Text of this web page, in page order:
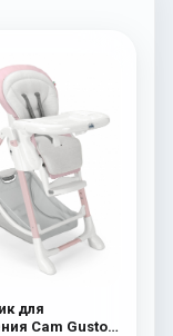
для
Cam Gusto